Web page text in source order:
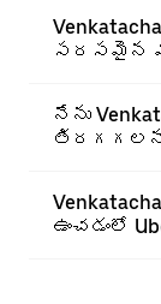
సరసమైన
నేను
ఉంచడంలో